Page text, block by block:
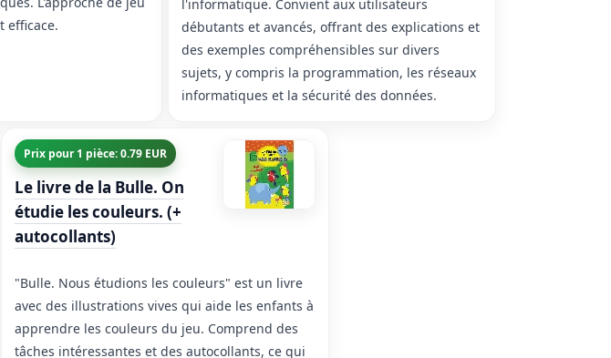
efficace.
l'informatique. Convient aux utilisateurs
débutants et avancés, offrant des explications et
des exemples compréhensibles sur divers
sujets, y compris la programmation, les réseaux
informatiques et la sécurité des données.
Prix pour 1 pièce: 0.79 EUR
Le livre de la Bulle. On
étudie les couleurs. (+
autocollants)
"Bulle. Nous étudions les couleurs" est un livre
avec des illustrations vives qui aide les enfants à
apprendre les couleurs du jeu. Comprend des
tâches intéressantes et des autocollants, ce qui